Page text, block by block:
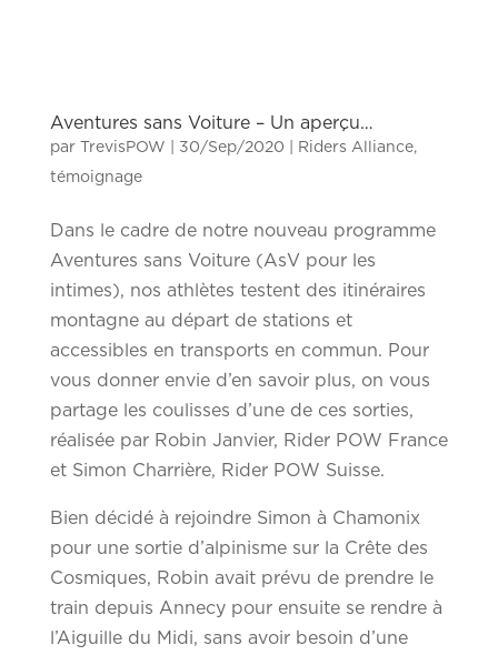
Aventures sans Voiture – Un aperçu…
par TrevisPOW 30/Sep/2020 Riders Alliance,
témoignage
Dans le cadre de notre nouveau programme
Aventures sans Voiture (AsV pour les
intimes), nos athlètes testent des itinéraires
montagne au départ de stations et
accessibles en transports en commun. Pour
vous donner envie d’en savoir plus, on vous
partage les coulisses d’une de ces sorties,
réalisée par Robin Janvier, Rider POW France
et Simon Charrière, Rider POW Suisse.
Bien décidé à rejoindre Simon à Chamonix
pour une sortie d’alpinisme sur la Crête des
Cosmiques, Robin avait prévu de prendre le
train depuis Annecy pour ensuite se rendre à
l’Aiguille du Midi, sans avoir besoin d’une